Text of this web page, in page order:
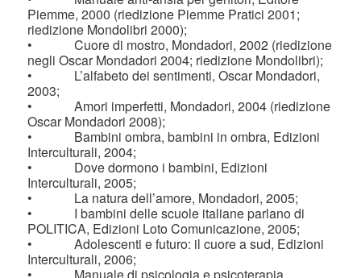
Piemme, 2000 (riedizione Piemme Pratici 2001;
riedizione Mondolibri 2000);
• Cuore di mostro, Mondadori, 2002 (riedizione
negli Oscar Mondadori 2004; riedizione Mondolibri);
• L’alfabeto dei sentimenti, Oscar Mondadori,
2003;
• Amori imperfetti, Mondadori, 2004 (riedizione
Oscar Mondadori 2008);
• Bambini ombra, bambini in ombra, Edizioni
Interculturali, 2004;
• Dove dormono i bambini, Edizioni
Interculturali, 2005;
• La natura dell’amore, Mondadori, 2005;
• I bambini delle scuole italiane parlano di
POLITICA, Edizioni Loto Comunicazione, 2005;
• Adolescenti e futuro: il cuore a sud, Edizioni
Interculturali, 2006;